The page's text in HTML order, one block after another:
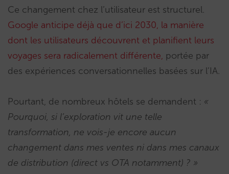
Ce changement chez l’utilisateur est structurel.
Google anticipe déjà que d’ici 2030, la manière
dont les utilisateurs découvrent et planifient leurs
voyages sera radicalement différente, portée par
des expériences conversationnelles basées sur l’IA.
Pourtant, de nombreux hôtels se demandent : «
Pourquoi, si l’exploration vit une telle
transformation, ne vois-je encore aucun
changement dans mes ventes ni dans mes canaux
de distribution (direct vs OTA notamment) ? »